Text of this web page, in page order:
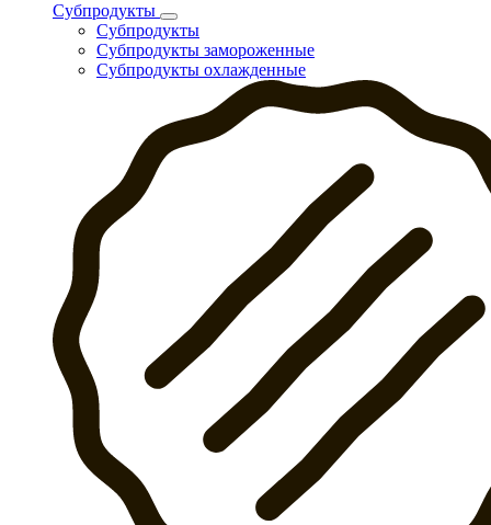
Субпродукты
Субпродукты
Субпродукты замороженные
Субпродукты охлажденные